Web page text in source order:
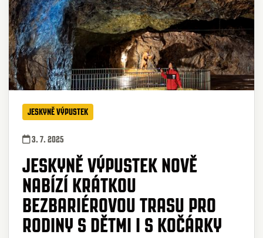
JESKYNĚ VÝPUSTEK
3. 7. 2025
JESKYNĚ VÝPUSTEK NOVĚ
NABÍZÍ KRÁTKOU
BEZBARIÉROVOU TRASU PRO
RODINY S DĚTMI I S KOČÁRKY